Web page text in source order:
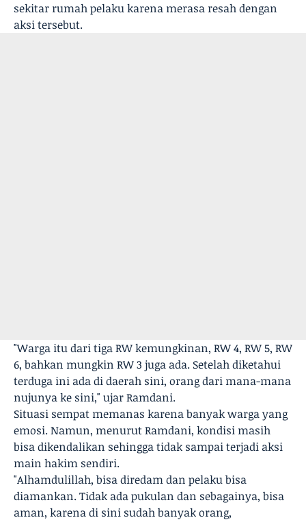
sekitar rumah pelaku karena merasa resah dengan
aksi tersebut.
"Warga itu dari tiga RW kemungkinan, RW 4, RW 5, RW
6, bahkan mungkin RW 3 juga ada. Setelah diketahui
terduga ini ada di daerah sini, orang dari mana-mana
nujunya ke sini," ujar Ramdani.
Situasi sempat memanas karena banyak warga yang
emosi. Namun, menurut Ramdani, kondisi masih
bisa dikendalikan sehingga tidak sampai terjadi aksi
main hakim sendiri.
"Alhamdulillah, bisa diredam dan pelaku bisa
diamankan. Tidak ada pukulan dan sebagainya, bisa
aman, karena di sini sudah banyak orang,